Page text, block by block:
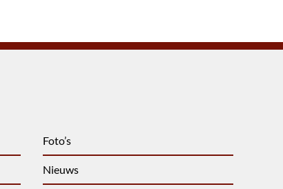
Foto’s
Nieuws